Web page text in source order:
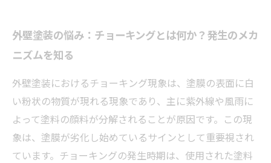
守るメンテナンスのコツ
外壁の美観と耐久性を守るために：チョーキン
グ対策の最終まとめ
チョーキング発生時期の謎を科学的に解明！知
っておきたい基礎知識
外壁塗装の劣化サイン、チョーキングを見逃さ
ないためのポイント
外壁塗装の悩み：チョーキングとは何か？発生のメカ
ニズムを知る
外壁塗装におけるチョーキング現象は、塗膜の表面に白
い粉状の物質が現れる現象であり、主に紫外線や風雨に
よって塗料の顔料が分解されることが原因です。この現
象は、塗膜が劣化し始めているサインとして重要視され
ています。チョーキングの発生時期は、使用された塗料